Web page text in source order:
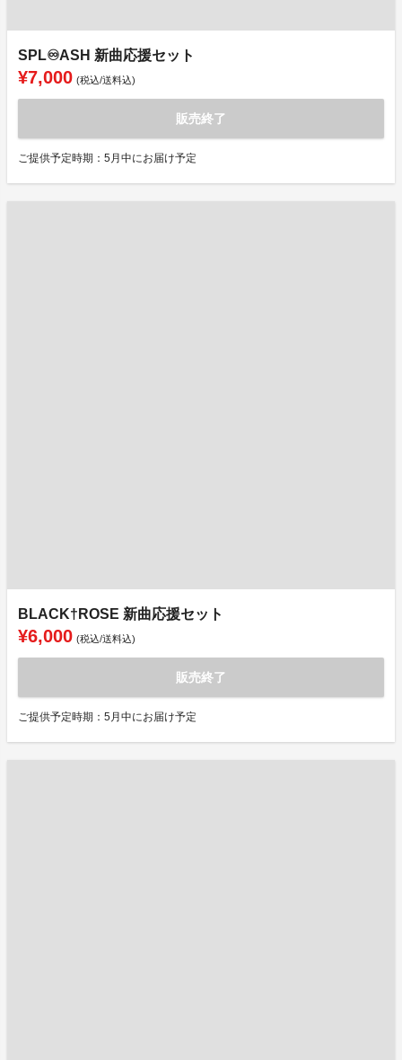
SPL♾️ASH 新曲応援セット
¥7,000 (税込/送料込)
販売終了
ご提供予定時期：5月中にお届け予定
BLACK†ROSE 新曲応援セット
¥6,000 (税込/送料込)
販売終了
ご提供予定時期：5月中にお届け予定